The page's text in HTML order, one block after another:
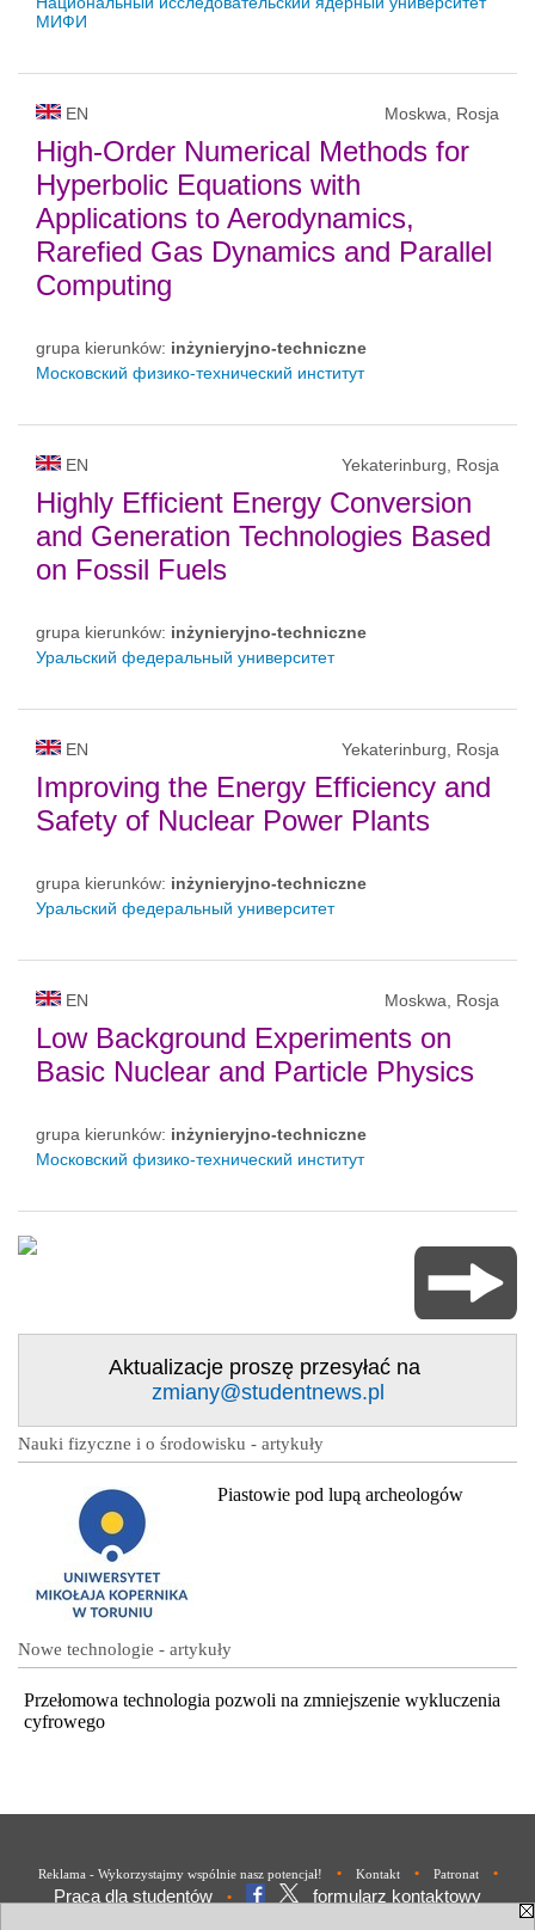
МИФИ
EN Moskwa, Rosja
High-Order Numerical Methods for
Hyperbolic Equations with
Applications to Aerodynamics,
Rarefied Gas Dynamics and Parallel
Computing
grupa kierunków: inżynieryjno-techniczne
Московский физико-технический институт
EN Yekaterinburg, Rosja
Highly Efficient Energy Conversion
and Generation Technologies Based
on Fossil Fuels
grupa kierunków: inżynieryjno-techniczne
Уральский федеральный университет
EN Yekaterinburg, Rosja
Improving the Energy Efficiency and
Safety of Nuclear Power Plants
grupa kierunków: inżynieryjno-techniczne
Уральский федеральный университет
EN Moskwa, Rosja
Low Background Experiments on
Basic Nuclear and Particle Physics
grupa kierunków: inżynieryjno-techniczne
Московский физико-технический институт
Aktualizacje proszę przesyłać na
zmiany@studentnews.pl
Nauki fizyczne i o środowisku - artykuły
Piastowie pod lupą archeologów
Nowe technologie - artykuły
Przełomowa technologia pozwoli na zmniejszenie wykluczenia
cyfrowego
Reklama - Wykorzystajmy wspólnie nasz potencjał! • Kontakt • Patronat •
Praca dla studentów • formularz kontaktowy